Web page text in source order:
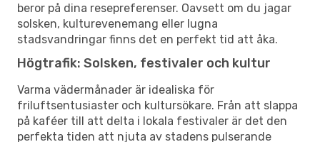
beror på dina resepreferenser. Oavsett om du jagar
solsken, kulturevenemang eller lugna
stadsvandringar finns det en perfekt tid att åka.
Högtrafik: Solsken, festivaler och kultur
Varma vädermånader är idealiska för
friluftsentusiaster och kultursökare. Från att slappa
på kaféer till att delta i lokala festivaler är det den
perfekta tiden att njuta av stadens pulserande